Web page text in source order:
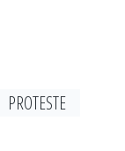
PROTESTE